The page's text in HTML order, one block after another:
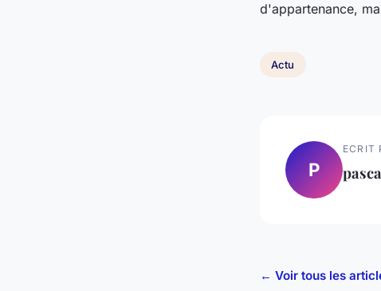
d'appartenance,
Actu
P
ECRIT
← Voir tous les